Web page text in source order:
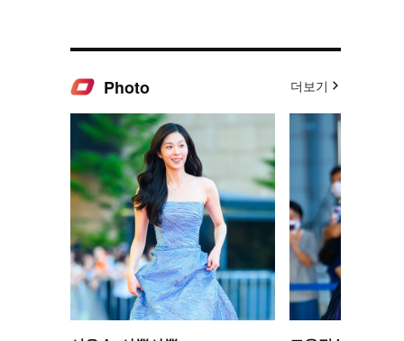
Photo 더보기